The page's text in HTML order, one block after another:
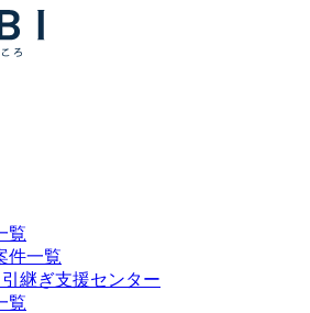
覧
件一覧
継ぎ支援センター
覧